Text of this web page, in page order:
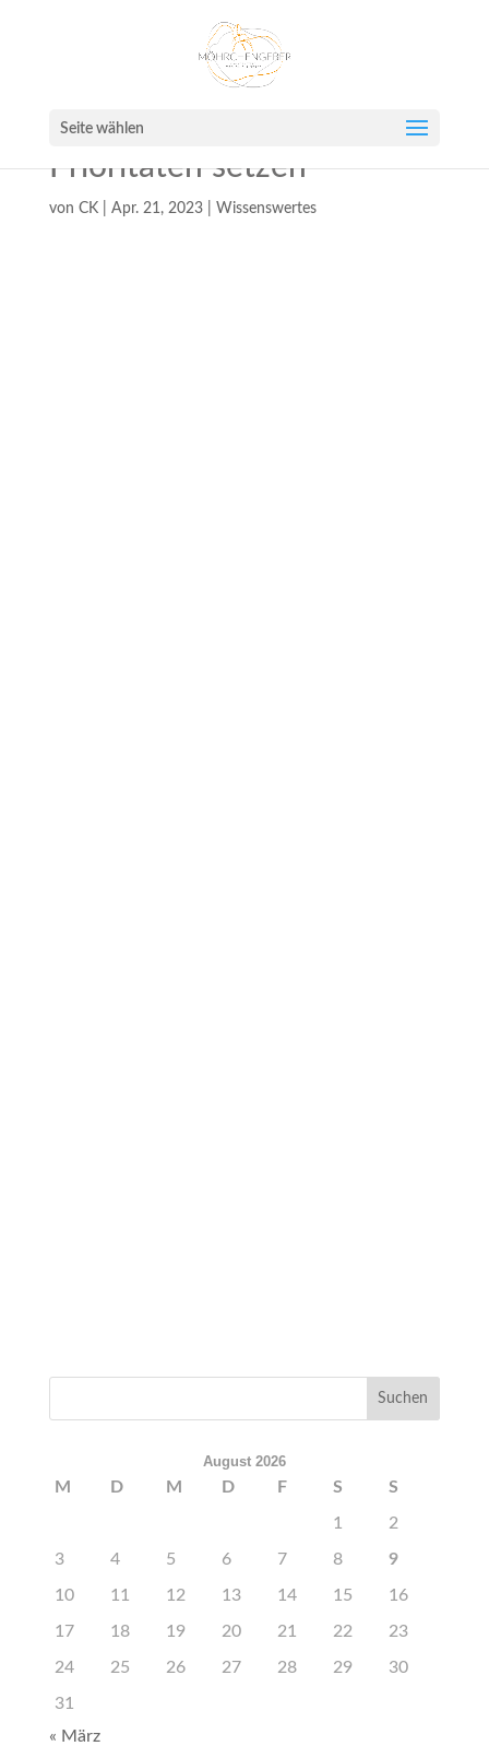
Seite wählen
Prioritäten setzen
von CK| Apr. 21, 2023| Wissenswertes
August 2026
M D M D F S S
1 2
3 4 5 6 7 8 9
10 11 12 13 14 15 16
17 18 19 20 21 22 23
24 25 26 27 28 29 30
31
« März